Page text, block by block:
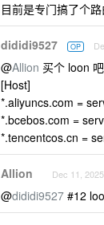
目前是专门搞了个
dididi9527 OP
@Allion 买个 loon
[Host]
*.aliyuncs.com =
*.bcebos.com =
*.tencentcos.cn =
Allion Dec 11, 2025
@dididi9527 #12